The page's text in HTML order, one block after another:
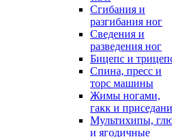
Сгибания и
разгибания ног
Сведения и
разведения ног
Бицепс и
Спина, пресс и
торс машины
Жимы ногами,
гакк и
Мультихипы,
и ягодичные